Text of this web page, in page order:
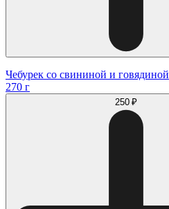
Чебурек со свининой и говядиной
270 г
250 ₽